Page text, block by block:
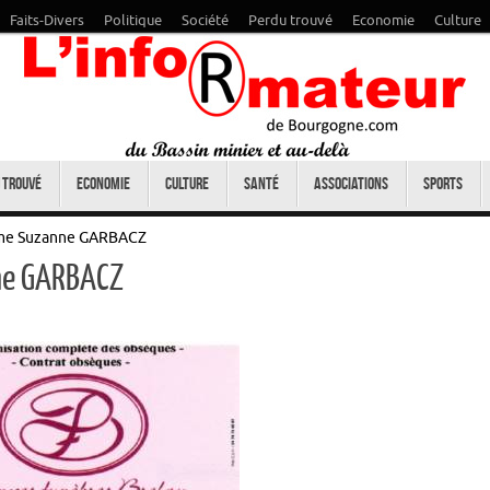
Faits-Divers Politique Société Perdu trouvé Economie Culture
trouvé Economie Culture Santé Associations Sports
Suzanne GARBACZ
GARBACZ